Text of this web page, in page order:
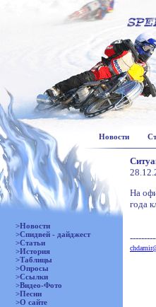
Новости
>Новости
>Спидвей - дайджест
>Статьи
>История
>Таблицы
>Опросы
>Ссылки
>Видео-Фото
>Песни
>О сайте
На
года